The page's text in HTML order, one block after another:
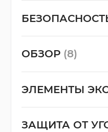
ОБЗОР (8)
ЭЛЕМЕНТЫ
ЗАЩИТА ОТ